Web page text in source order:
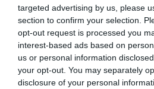
targeted advertising by us, please
section to confirm your selection.
opt-out request is processed you
interest-based ads based on
us or personal information
your opt-out. You may separately
disclosure of your personal
Δείτε όλα τατελευταία νέα
Πολιτισμό στοCulturenow.gr
Νέοι Διαγωνισμοί❯
Tags